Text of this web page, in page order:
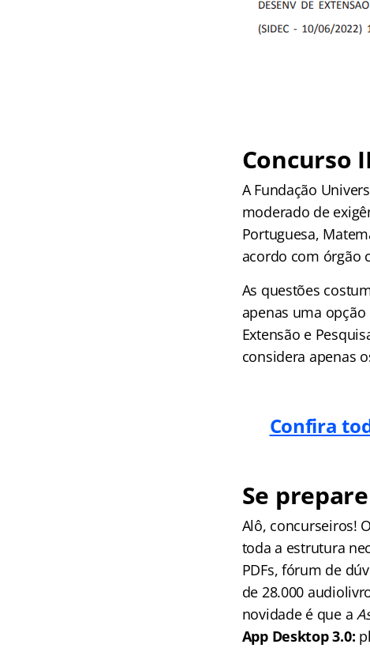
Concurso
A Fundação
moderado de
Portuguesa,
acordo com órgão
As questões
apenas uma
Extensão e
considera apenas
Confira
Se
Alô, concurseiros!
toda a estrutura
PDFs, fórum de
de 28.000
novidade é que a
App Desktop 3.0: